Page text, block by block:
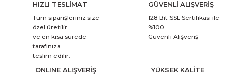
HIZLI TESLİMAT
Tüm siparişleriniz size
özel üretilir
ve en kısa sürede
tarafınıza
teslim edilir.
GÜVENLİ ALIŞVERİŞ
128 Bit SSL Sertifikası ile
%100
Güvenli Alışveriş
ONLINE ALIŞVERİŞ
YÜKSEK KALİTE